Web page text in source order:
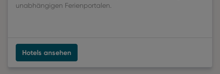
unabhängigen Ferienportalen.
Hotels ansehen